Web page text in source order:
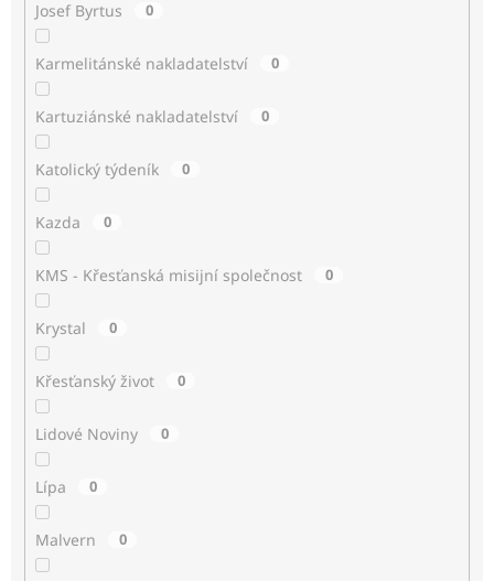
Josef Byrtus 0
Karmelitánské nakladatelství 0
Kartuziánské nakladatelství 0
Katolický týdeník 0
Kazda 0
KMS - Křesťanská misijní společnost 0
Krystal 0
Křesťanský život 0
Lidové Noviny 0
Lípa 0
Malvern 0